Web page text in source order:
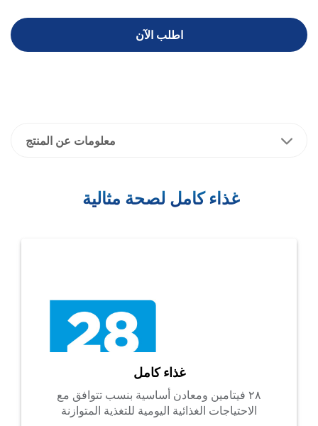
اطلب الآن
معلومات عن المنتج
غذاء كامل لصحة مثالية
غذاء كامل
٢٨ فيتامين ومعادن أساسية بنسب تتوافق مع
الاحتياجات الغذائية اليومية للتغذية المتوازنة